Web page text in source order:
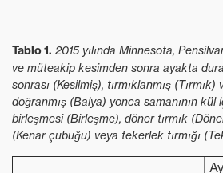
Tablo 1. 2015 yılında Minnesota,
ve müteakip kesimden sonra ayakta
sonrası (Kesilmiş), tırmıklanmış
doğranmış (Balya) yonca samanının kül
birleşmesi (Birleşme), döner tırmık
(Kenar çubuğu) veya tekerlek tırmığı